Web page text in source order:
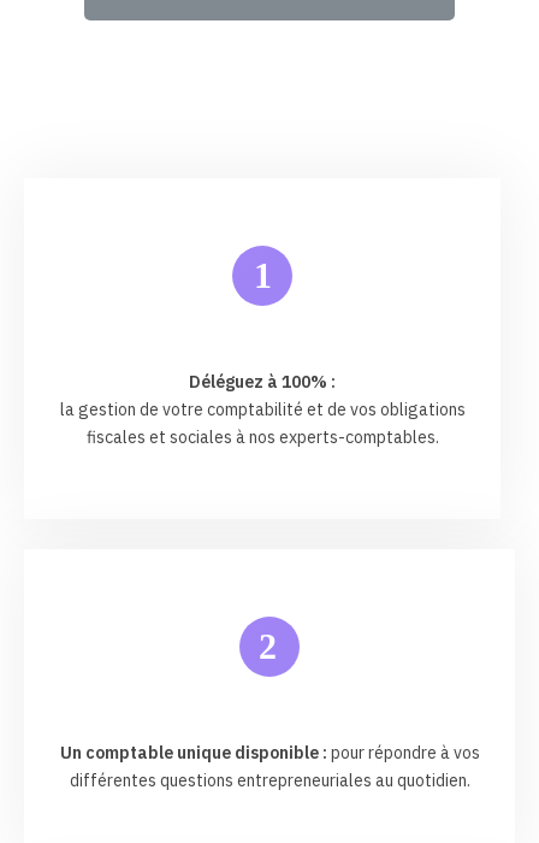
1
Déléguez à 100% :
la gestion de votre comptabilité et de vos obligations
fiscales et sociales à nos experts-comptables.
2
Un comptable unique disponible : pour répondre à vos
différentes questions entrepreneuriales au quotidien.